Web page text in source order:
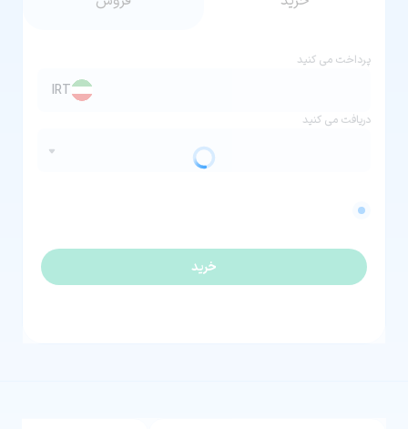
پرداخت می کنید
IRT
دریافت می کنید
خرید